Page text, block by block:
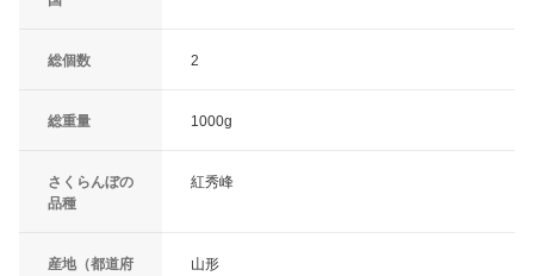
総個数 2
総重量 1000g
さくらんぼの
品種
紅秀峰
産地（都道府
山形